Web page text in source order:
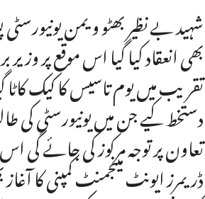
بھی انعقاد کیا گیا اس موقع پر
دستخط کیے جن میں یونیورسٹی کی
تعاون پر توجہ مرکوز کی جائے
ڈریمرز ایونٹ مینجمنٹ کمپنی کا